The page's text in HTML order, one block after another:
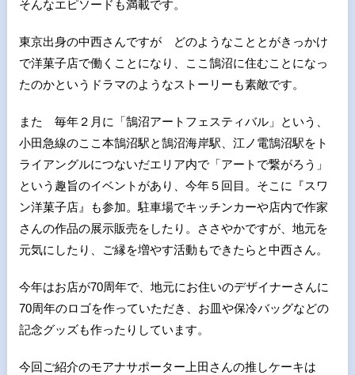
そんなエピソードも満載です。
東京出身の中西さんですが どのようなこととがきっかけ
で洋菓子店で働くことになり、ここ鵠沼に住むことになっ
たのかというドラマのようなストーリーも素敵です。
また 毎年２月に「鵠沼アートフェスティバル」という、
小田急線のここ本鵠沼駅と鵠沼海岸駅、江ノ電鵠沼駅をト
ライアングルにつないだエリア内で「アートで繋がろう」
という趣旨のイベントがあり、今年５回目。そこに『スワ
ン洋菓子店』も参加。駐車場でキッチンカーや店内で作家
さんの作品の展示販売をしたり。ささやかですが、地元を
元気にしたり、ご縁を増やす活動もできたらと中西さん。
今年はお店が70周年で、地元にお住いのデザイナーさんに
70周年のロゴを作っていただき、お皿や保冷バッグなどの
記念グッズも作ったりしています。
今回ご紹介のモアナサポーター上田さんの推しケーキは